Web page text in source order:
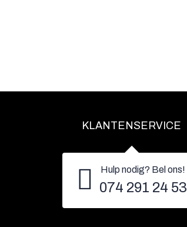
KLANTENSERVICE
Hulp nodig? Bel ons!
074 291 24 53